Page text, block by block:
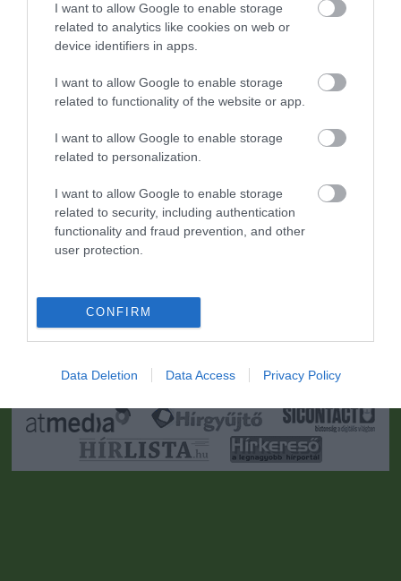
I want to allow Google to enable storage
related to analytics like cookies on web or
device identifiers in apps.
I want to allow Google to enable storage
related to functionality of the website or app.
I want to allow Google to enable storage
related to personalization.
I want to allow Google to enable storage
related to security, including authentication
functionality and fraud prevention, and other
user protection.
CONFIRM
Data Deletion Data Access Privacy Policy
2022.03.29 16:06
Portál szoftver és szerkesztőségi CMS, DMS rendszer:© PortalWare, 2017
Magnum IT Kft.
nyiltakozat•Fórum• Írj Nekünk!•Olvasói és moderálási alapelvek
• ma.hu RSS csatornái •